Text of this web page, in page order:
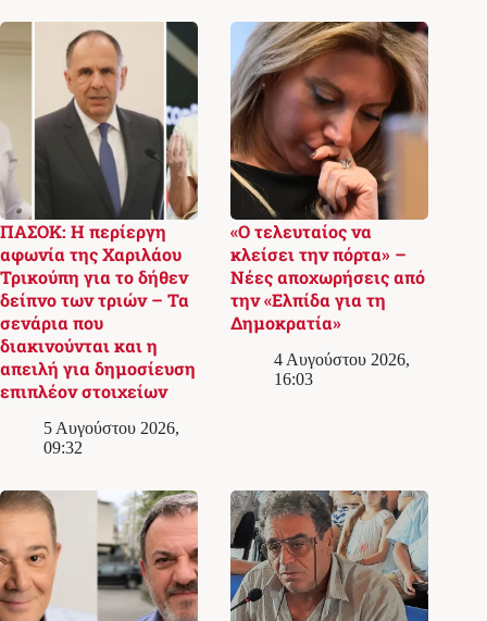
ΠΑΣΟΚ: Η περίεργη
αφωνία της Χαριλάου
Τρικούπη για το δήθεν
δείπνο των τριών – Τα
σενάρια που
διακινούνται και η
απειλή για δημοσίευση
επιπλέον στοιχείων
5 Αυγούστου 2026,
09:32
«Ο τελευταίος να
κλείσει την πόρτα» –
Νέες αποχωρήσεις από
την «Ελπίδα για τη
Δημοκρατία»
4 Αυγούστου 2026,
16:03